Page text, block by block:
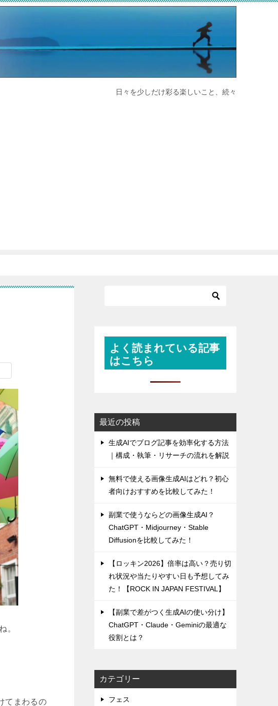
日々を少しだけ彩る楽しいこと、続々
。
てまわるの
よく読まれている記事
はこちら
最近の投稿
生成AIでブログ記事を効率化する方法
｜構成・執筆・リサーチの流れを解説
無料で使える画像生成AIはどれ？初心
者向けおすすめを比較してみた！
副業で使うならどの画像生成AI？
ChatGPT・Midjourney・Stable
Diffusionを比較してみた！
【ロッキン2026】倍率は高い？売り切
れ状況や当たりやすい日も予想してみ
た！【ROCK IN JAPAN FESTIVAL】
【副業で差がつく生成AIの使い分け】
ChatGPT・Claude・Geminiの最適な
役割とは？
カテゴリー
フェス